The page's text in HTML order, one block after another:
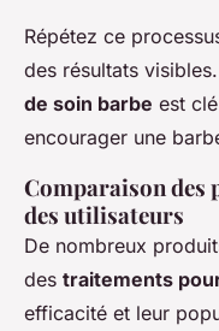
Répétez ce
des résultats
de soin barbe est
encourager une
Comparaison des
des utilisateurs
De nombreux
des traitements
efficacité et leur